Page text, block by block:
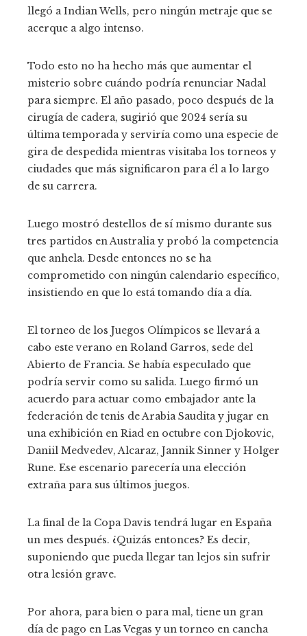
llegó a Indian Wells, pero ningún metraje que se
acerque a algo intenso.
Todo esto no ha hecho más que aumentar el
misterio sobre cuándo podría renunciar Nadal
para siempre. El año pasado, poco después de la
cirugía de cadera, sugirió que 2024 sería su
última temporada y serviría como una especie de
gira de despedida mientras visitaba los torneos y
ciudades que más significaron para él a lo largo
de su carrera.
Luego mostró destellos de sí mismo durante sus
tres partidos en Australia y probó la competencia
que anhela. Desde entonces no se ha
comprometido con ningún calendario específico,
insistiendo en que lo está tomando día a día.
El torneo de los Juegos Olímpicos se llevará a
cabo este verano en Roland Garros, sede del
Abierto de Francia. Se había especulado que
podría servir como su salida. Luego firmó un
acuerdo para actuar como embajador ante la
federación de tenis de Arabia Saudita y jugar en
una exhibición en Riad en octubre con Djokovic,
Daniil Medvedev, Alcaraz, Jannik Sinner y Holger
Rune. Ese escenario parecería una elección
extraña para sus últimos juegos.
La final de la Copa Davis tendrá lugar en España
un mes después. ¿Quizás entonces? Es decir,
suponiendo que pueda llegar tan lejos sin sufrir
otra lesión grave.
Por ahora, para bien o para mal, tiene un gran
día de pago en Las Vegas y un torneo en cancha